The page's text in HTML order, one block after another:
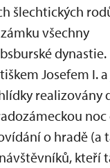
šlechtických
všechny
dynastie.
Josefem I.
realizovány
o hradě (a
kteří